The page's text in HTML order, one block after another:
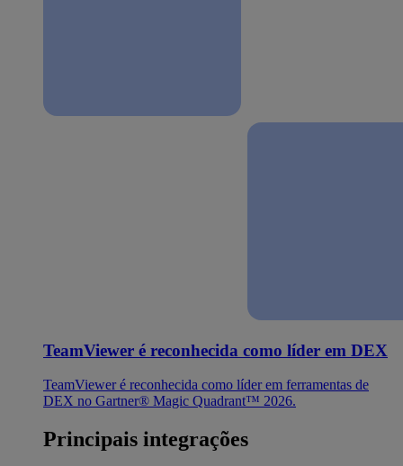
TeamViewer é reconhecida como líder em DEX
TeamViewer é reconhecida como líder em ferramentas de
DEX no Gartner® Magic Quadrant™ 2026.
Principais integrações